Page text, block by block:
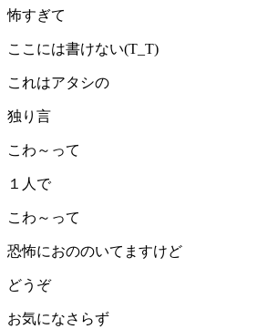
怖すぎて
ここには書けない(T_T)
これはアタシの
独り言
こわ～って
１人で
こわ～って
恐怖におののいてますけど
どうぞ
お気になさらず